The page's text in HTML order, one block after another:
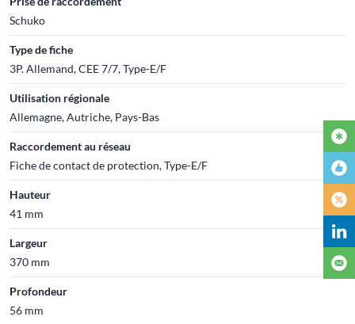
Schuko
Type de fiche
3P. Allemand, CEE 7/7, Type-E/F
Utilisation régionale
Allemagne, Autriche, Pays-Bas
Raccordement au réseau
Fiche de contact de protection, Type-E/F
Hauteur
41 mm
Largeur
370 mm
Profondeur
56 mm